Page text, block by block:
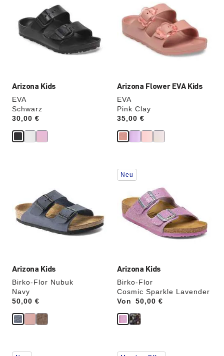
Arizona Kids
EVA
Schwarz
Price:
30,00 €
werden
die
Produktbilder
aktualisiert.
Arizona Flower EVA Kids
EVA
Pink Clay
Price:
35,00 €
Farben
werden
die
Produktbilder
aktualisiert.
Arizona Kids
Birko-Flor Nubuk
Navy
Price:
50,00 €
werden
die
Produktbilder
aktualisiert.
Arizona Kids
Birko-Flor
Cosmic Sparkle Lavender
Von
Price:50,00 €
Durch
Anklicken
Farben
werden
die
Produktbilder
aktualisiert.
Neu
Durch
Durch